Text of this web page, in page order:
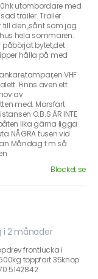
utombordare med
trailer. Trailer
till den ,sånt som jag
hela sommaren.
påbörjat bytet,det
hålla på med
VHF
Finns även ett
av
med. Marsfart
O.B.S ÄR INTE
båten lika gärna ligga
NÅGRA tusen vid
Måndag f.m så
Blocket.se
i 2 månader
frontlucka i
toppfart 35knop
5142842